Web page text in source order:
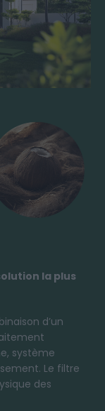
la plus
d’un
système
Le filtre
des